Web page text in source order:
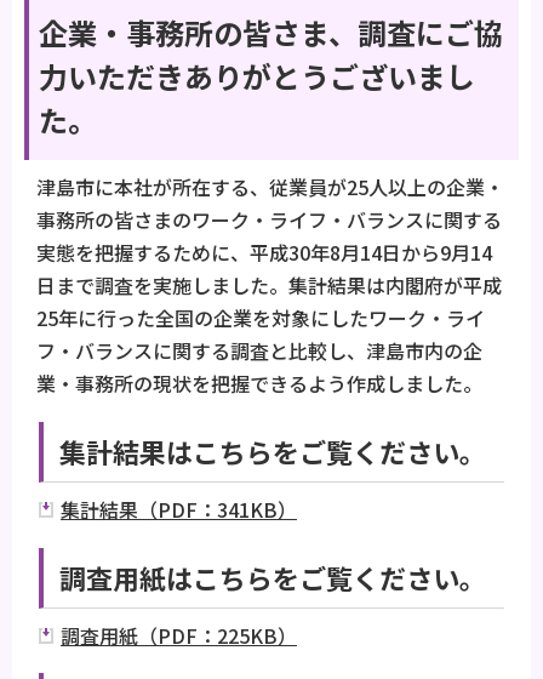
企業・事務所の皆さま、調査にご協
力いただきありがとうございまし
た。
津島市に本社が所在する、従業員が25人以上の企業・
事務所の皆さまのワーク・ライフ・バランスに関する
実態を把握するために、平成30年8月14日から9月14
日まで調査を実施しました。集計結果は内閣府が平成
25年に行った全国の企業を対象にしたワーク・ライ
フ・バランスに関する調査と比較し、津島市内の企
業・事務所の現状を把握できるよう作成しました。
集計結果はこちらをご覧ください。
集計結果（PDF：341KB）
調査用紙はこちらをご覧ください。
調査用紙（PDF：225KB）